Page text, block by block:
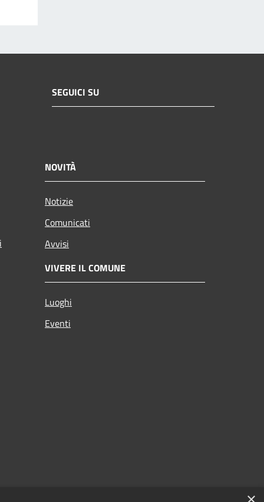
SEGUICI SU
NOVITÀ
Notizie
Comunicati
Avvisi
VIVERE IL COMUNE
Luoghi
Eventi